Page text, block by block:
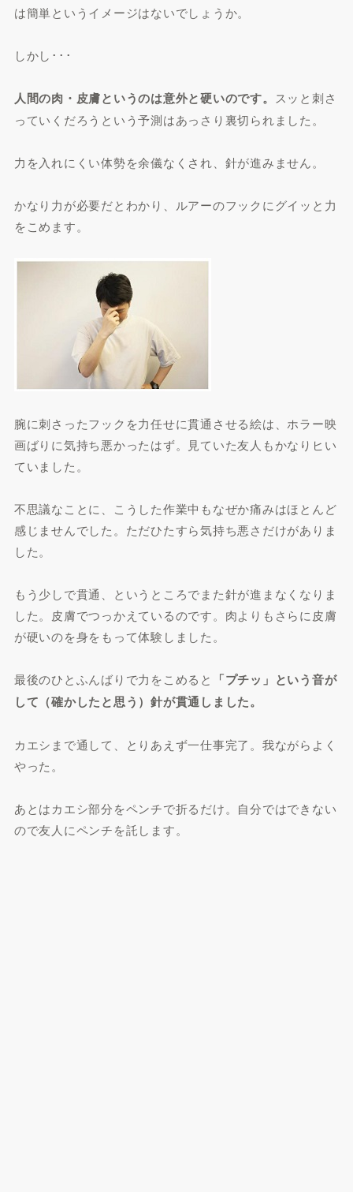
は簡単というイメージはないでしょうか。
しかし･･･
人間の肉・皮膚というのは意外と硬いのです。 スッと刺さ
っていくだろうという予測はあっさり裏切られました。
力を入れにくい体勢を余儀なくされ、針が進みません。
かなり力が必要だとわかり、ルアーのフックにグイッと力
をこめます。
腕に刺さったフックを力任せに貫通させる絵は、ホラー映
画ばりに気持ち悪かったはず。見ていた友人もかなりヒい
ていました。
不思議なことに、こうした作業中もなぜか痛みはほとんど
感じませんでした。ただひたすら気持ち悪さだけがありま
した。
もう少しで貫通、というところでまた針が進まなくなりま
した。皮膚でつっかえているのです。肉よりもさらに皮膚
が硬いのを身をもって体験しました。
最後のひとふんばりで力をこめると
「プチッ」という音が
して（確かしたと思う）針が貫通しました。
カエシまで通して、とりあえず一仕事完了。我ながらよく
やった。
あとはカエシ部分をペンチで折るだけ。自分ではできない
ので友人にペンチを託します。